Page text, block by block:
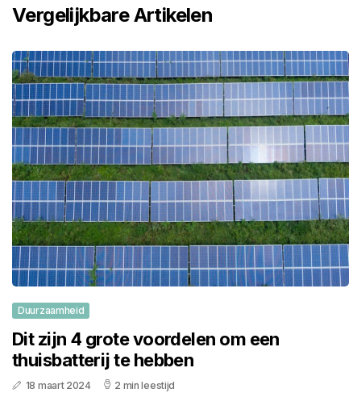
Vergelijkbare Artikelen
Duurzaamheid
Dit zijn 4 grote voordelen om een
thuisbatterij te hebben
18 maart 2024 2 min leestijd